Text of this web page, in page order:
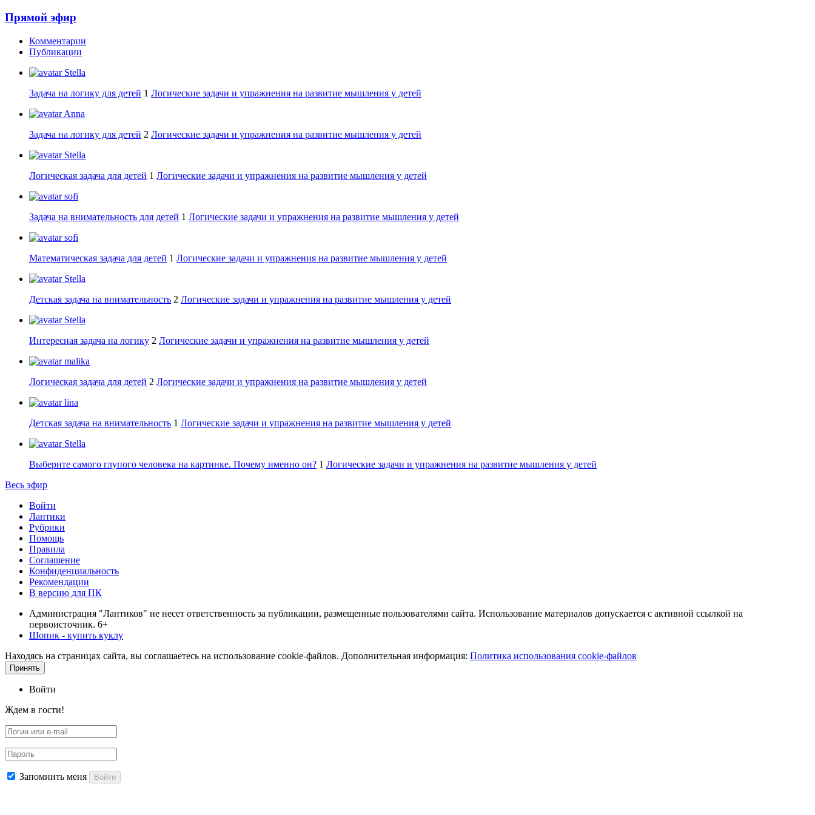
Прямой эфир
Комментарии
Публикации
Stella
Задача на логику для детей 1 Логические задачи и упражнения на развитие мышления у детей
Anna
Задача на логику для детей 2 Логические задачи и упражнения на развитие мышления у детей
Stella
Логическая задача для детей 1 Логические задачи и упражнения на развитие мышления у детей
sofi
Задача на внимательность для детей 1 Логические задачи и упражнения на развитие мышления у детей
sofi
Математическая задача для детей 1 Логические задачи и упражнения на развитие мышления у детей
Stella
Детская задача на внимательность 2 Логические задачи и упражнения на развитие мышления у детей
Stella
Интересная задача на логику 2 Логические задачи и упражнения на развитие мышления у детей
malika
Логическая задача для детей 2 Логические задачи и упражнения на развитие мышления у детей
lina
Детская задача на внимательность 1 Логические задачи и упражнения на развитие мышления у детей
Stella
Выберите самого глупого человека на картинке. Почему именно он? 1 Логические задачи и упражнения на развитие мышления у детей
Весь эфир
Войти
Лантики
Рубрики
Помощь
Правила
Соглашение
Конфиденциальность
Рекомендации
В версию для ПК
Администрация "Лантиков" не несет ответственность за публикации, размещенные пользователями сайта. Использование материалов допускается с активной ссылкой на
первоисточник. 6+
Шопик - купить куклу
Находясь на страницах сайта, вы соглашаетесь на использование cookie-файлов. Дополнительная информация: Политика использования cookie-файлов
Принять
Войти
Ждем в гости!
Запомнить меня Войти